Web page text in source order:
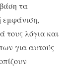
τα
εμφάνιση,
τους λόγια και
για αυτούς